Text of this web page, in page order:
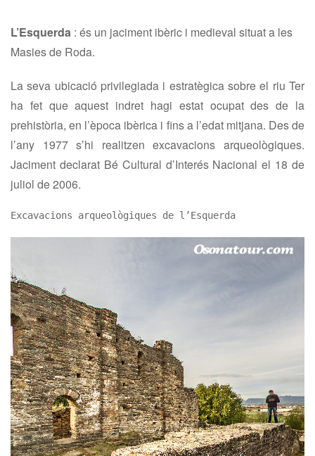
L’Esquerda : és un jaciment ibèric i medieval situat a les
Masies de Roda.
La seva ubicació privilegiada i estratègica sobre el riu Ter
ha fet que aquest indret hagi estat ocupat des de la
prehistòria, en l’època ibèrica i fins a l’edat mitjana. Des de
l’any 1977 s’hi realitzen excavacions arqueològiques.
Jaciment declarat Bé Cultural d’Interés Nacional el 18 de
juliol de 2006.
Excavacions arqueològiques de l’Esquerda